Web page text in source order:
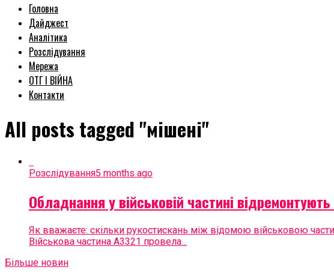
Головна
Дайджест
Аналітика
Розслідування
Мережа
ОТГ І ВІЙНА
Контакти
All posts tagged "мішені"
Розслідування5 months ago
Обладнання у військовій частині відремонтують
Як вважаєте: скільки рукостискань між відомою військовою
Військова частина А3321 провела...
Більше новин